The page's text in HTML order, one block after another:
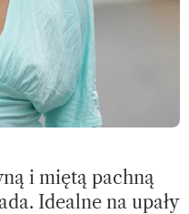
i miętą pachną
Idealne na upały